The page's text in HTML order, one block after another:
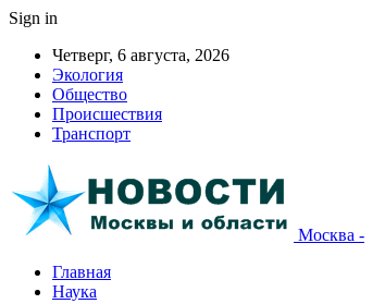
Sign in
Четверг, 6 августа, 2026
Экология
Общество
Происшествия
Транспорт
Москва -
Главная
Наука